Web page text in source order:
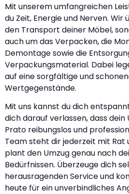
Mit unserem umfangreichen
du Zeit, Energie und Nerven.
den Transport deiner Möbel,
auch um das Verpacken, die
Demontage sowie die
Verpackungsmaterial. Dabei
auf eine sorgfältige und
Wertgegenstände.
Mit uns kannst du dich
dich darauf verlassen, dass dein
Prato reibungslos und
Team steht dir jederzeit mit Rat
plant den Umzug genau nach
Bedürfnissen. Überzeuge dich
herausragenden Service und
heute für ein unverbindliches